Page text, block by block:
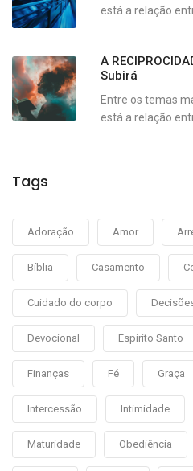
está a relação
A
Subirá
Entre os temas
está a relação
Tags
Adoração Amor
Bíblia Casamento
Cuidado do corpo
Devocional Espírito Santo
Finanças Fé Graça
Intercessão Intimidade
Maturidade Obediência